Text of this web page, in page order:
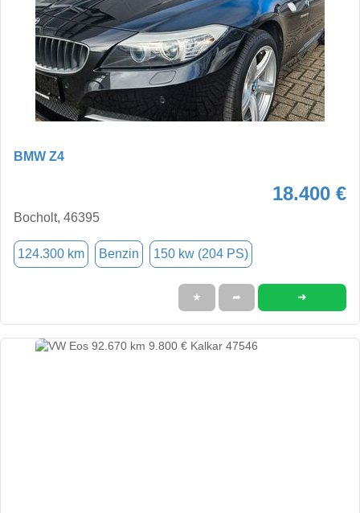
BMW Z4
18.400 €
Bocholt, 46395
124.300 km Benzin 150 kw (204 PS)
★ ➦ ➜